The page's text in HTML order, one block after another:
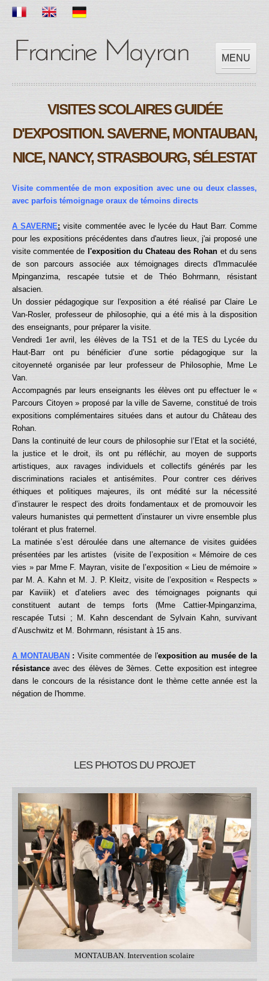
MENU
OEUVRES
EXPOSITIONS
PRESSES
CONTACT
VISITES SCOLAIRES GUIDÉE
D'EXPOSITION. SAVERNE, MONTAUBAN,
NICE, NANCY, STRASBOURG, SÉLESTAT
Visite commentée de mon exposition avec une ou deux classes,
avec parfois témoignage oraux de témoins directs
A SAVERNE: visite commentée avec le lycée du Haut Barr.Comme
pour les expositions précédentes dans d'autres lieux, j'ai proposé une
visite commentée de l'expositiondu Chateau des Rohan et du sens
de son parcours associée aux témoignages directs d'Immaculée
Mpinganzima, rescapée tutsie et de Théo Bohrmann, résistant
alsacien.
Un dossier pédagogique sur l'exposition a été réalisé par Claire Le
Van-Rosler, professeur de philosophie, qui a été mis à la disposition
des enseignants, pour préparer la visite.
Vendredi 1er avril, les élèves de la TS1 et de la TES du Lycée du
Haut-Barr ont pu bénéficier d’une sortie pédagogique sur la
citoyenneté organisée par leur professeur de Philosophie, Mme Le
Van.
Accompagnés par leurs enseignants les élèves ont pu effectuer le «
Parcours Citoyen » proposé par la ville de Saverne, constitué de trois
expositions complémentaires situées dans et autour du Château des
Rohan.
Dans la continuité de leur cours de philosophie sur l’Etat et la société,
la justice et le droit, ils ont pu réfléchir, au moyen de supports
artistiques, aux ravages individuels et collectifs générés par les
discriminations raciales et antisémites. Pour contrer ces dérives
éthiques et politiques majeures, ils ont médité sur la nécessité
d’instaurer le respect des droits fondamentaux et de promouvoir les
valeurs humanistes qui permettent d’instaurer un vivre ensemble plus
tolérant et plus fraternel.
La matinée s’est déroulée dans une alternance de visites guidées
présentées par les artistes (visite de l’exposition « Mémoire de ces
vies » par Mme F. Mayran, visite de l’exposition « Lieu de mémoire »
par M. A. Kahn et M. J. P. Kleitz, visite de l’exposition « Respects »
par Kaviiik) et d’ateliers avec des témoignages poignants qui
constituent autant de temps forts (Mme Cattier-Mpinganzima,
rescapée Tutsi ; M. Kahn descendant de Sylvain Kahn, survivant
d’Auschwitz et M. Bohrmann, résistant à 15 ans.
A MONTAUBAN : Visite commentée de l'exposition au musée de la
résistance avec des élèves de 3èmes. Cette exposition est integree
dans le concours de la résistance dont le thème cette année est la
négation de l'homme.
LES PHOTOS DU PROJET
MONTAUBAN. Intervention scolaire